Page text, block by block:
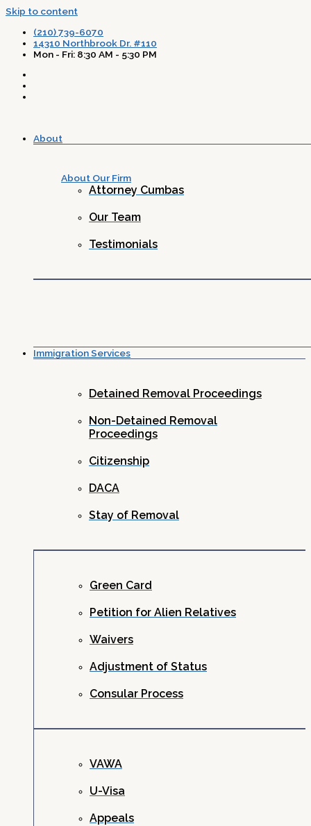
Skip to content
(210) 739-6070
14310 Northbrook Dr. #110
Mon - Fri: 8:30 AM - 5:30 PM
About
About Our Firm
Attorney Cumbas
Our Team
Testimonials
Immigration Services
Detained Removal Proceedings
Non-Detained Removal
Proceedings
Citizenship
DACA
Stay of Removal
Green Card
Petition for Alien Relatives
Waivers
Adjustment of Status
Consular Process
VAWA
U-Visa
Appeals